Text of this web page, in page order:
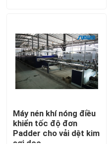
Về chúng tôi
Tham quan nhà máy
Kiểm soát chất lượng
Máy nén khí nóng điều
khiển tốc độ đơn
Padder cho vải dệt kim